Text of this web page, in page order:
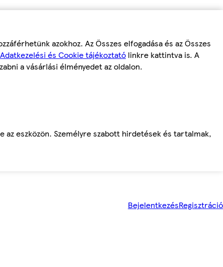
azokhoz. Az Összes elfogadása és az Összes
Adatkezelési és Cookie tájékoztató linkre kattintva is. A
a vásárlási élményedet az oldalon.
az eszközön. Személyre szabott hirdetések és tartalmak,
BejelentkezésRegisztráció